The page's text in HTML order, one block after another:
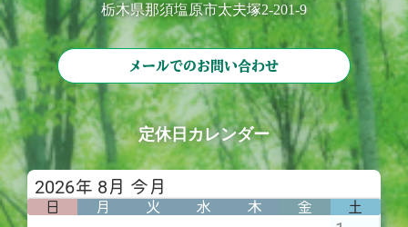
栃木県那須塩原市太夫塚2-201-9
メールでのお問い合わせ
定休日カレンダー